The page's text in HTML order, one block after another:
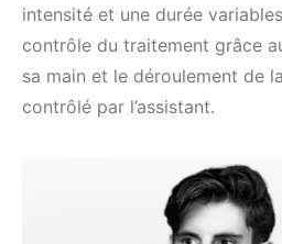
intensité et une durée
contrôle du traitement grâce
sa main et le déroulement de
contrôlé par l’assistant.